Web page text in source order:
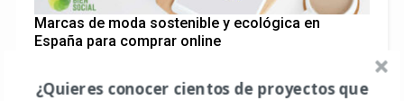
Marcas de moda sostenible y ecológica en
España para comprar online
¿Quieres conocer cientos de proyectos que